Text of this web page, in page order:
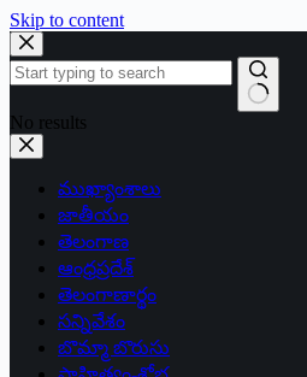
Skip to content
No results
ముఖ్యాంశాలు
జాతీయం
తెలంగాణ
ఆంధ్రప్రదేశ్
తెలంగాణార్థం
సన్నివేశం
బొమ్మా బొరుసు